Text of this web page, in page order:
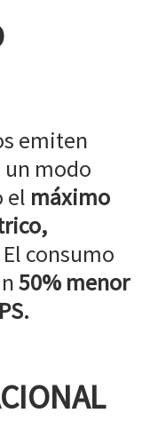
emiten
un modo
el máximo
El consumo
50% menor